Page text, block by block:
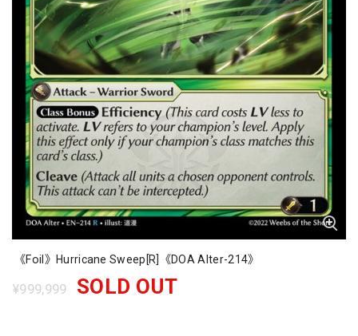
《Foil》Hurricane Sweep[R]《DOA Alter-214》
¥999,999 SOLD OUT